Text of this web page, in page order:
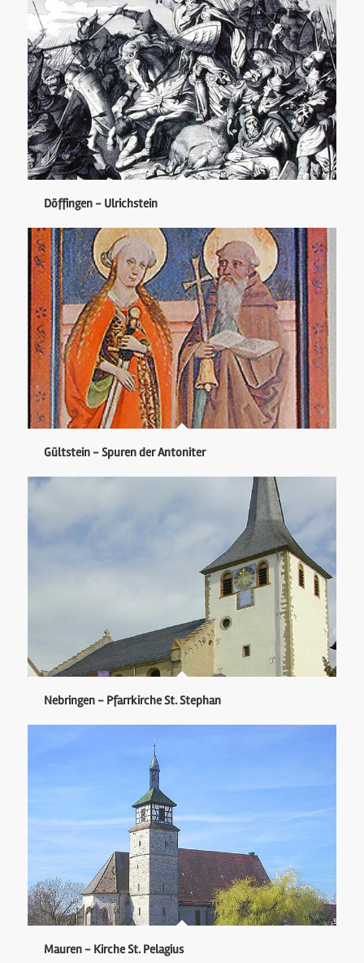
Döffingen - Ulrichstein
Gültstein - Spuren der Antoniter
Nebringen - Pfarrkirche St. Stephan
Mauren - Kirche St. Pelagius